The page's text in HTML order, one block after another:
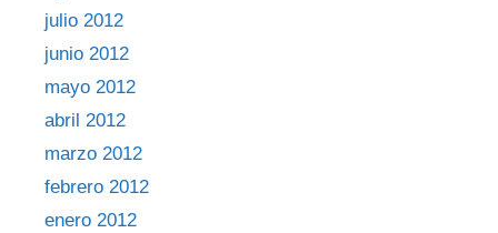
julio 2012
junio 2012
mayo 2012
abril 2012
marzo 2012
febrero 2012
enero 2012